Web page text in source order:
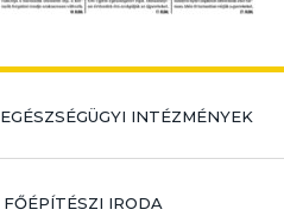
EGÉSZSÉGÜGYI INTÉZMÉNYEK
FŐÉPÍTÉSZI IRODA